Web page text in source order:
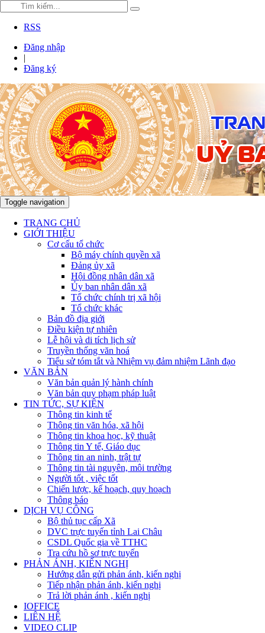
RSS
Đăng nhập
|
Đăng ký
Toggle navigation
TRANG CHỦ
GIỚI THIỆU
Cơ cấu tổ chức
Bộ máy chính quyền xã
Đảng ủy xã
Hội đồng nhân dân xã
Ủy ban nhân dân xã
Tổ chức chính trị xã hội
Tổ chức khác
Bản đồ địa giới
Điều kiện tự nhiên
Lễ hội và di tích lịch sử
Truyền thống văn hoá
Tiểu sử tóm tắt và Nhiệm vụ đảm nhiệm Lãnh đạo
VĂN BẢN
Văn bản quản lý hành chính
Văn bản quy phạm pháp luật
TIN TỨC, SỰ KIỆN
Thông tin kinh tế
Thông tin văn hóa, xã hội
Thông tin khoa học, kỹ thuật
Thông tin Y tế, Giáo dục
Thông tin an ninh, trật tự
Thông tin tài nguyên, môi trường
Người tốt , việc tốt
Chiến lược, kế hoạch, quy hoạch
Thông báo
DỊCH VỤ CÔNG
Bộ thủ tục cấp Xã
DVC trực tuyến tỉnh Lai Châu
CSDL Quốc gia về TTHC
Tra cứu hồ sơ trực tuyến
PHẢN ÁNH, KIẾN NGHỊ
Hướng dẫn gửi phản ánh, kiến nghị
Tiếp nhận phản ánh, kiến nghị
Trả lời phản ánh , kiến nghị
IOFFICE
LIÊN HỆ
VIDEO CLIP